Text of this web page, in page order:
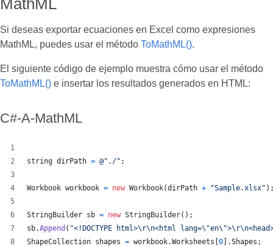
MathML
Si deseas exportar ecuaciones en Excel como expresiones
MathML, puedes usar el método ToMathML().
El siguiente código de ejemplo muestra cómo usar el método
ToMathML() e insertar los resultados generados en HTML:
C#-A-MathML
string dirPath = @"./" ;
Workbook workbook = new Workbook(dirPath + "Sample.xlsx" )
StringBuilder sb = new StringBuilder( ) ;
sb.Append ( "<!DOCTYPE html>\r\n<html lang=\"en\">\r\n
ShapeCollection shapes = workbook.Worksheets 0 .Shapes ;